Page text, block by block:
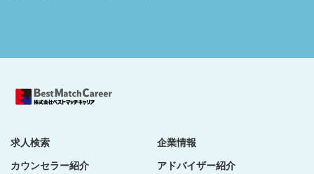
求人検索
企業情報
カウンセラー紹介
アドバイザー紹介